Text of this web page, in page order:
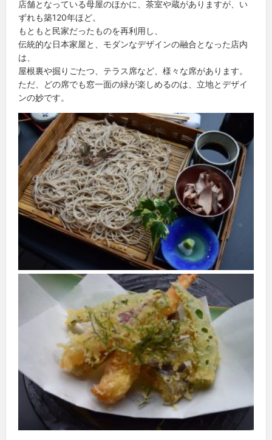
店舗となっている母屋のほかに、茶室や蔵がありますが、い
ずれも築120年ほど。
もともと民家だったものを再利用し、
伝統的な日本家屋と、モダンなデザインの融合となった店内
は、
屋根裏や掘りごたつ、テラス席など、様々な席があります。
ただ、どの席でも窓一面の緑が楽しめるのは、立地とデザイ
ンの妙です。